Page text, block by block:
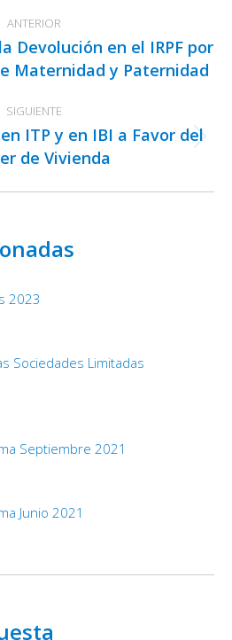
ANTERIOR
Publicación
anterior:
Devolución en el IRPF por
Maternidad y Paternidad
SIGUIENTE
Publicación
siguiente:
ITP y en IBI a Favor del
de Vivienda
2023
Sociedades Limitadas
Septiembre 2021
Junio 2021